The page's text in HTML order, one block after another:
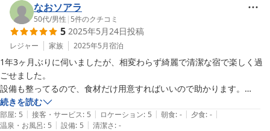
なおソアラ
50代/男性 | 5件のクチコミ
5 2025年5月24日投稿
レジャー 家族 2025年5月宿泊
1年3ヶ月ぶりに伺いましたが、相変わらず綺麗で清潔な宿で楽しく過
ごせました。
設備も整ってるので、食材だけ用意すればいいので助かります。
お風呂のくつろぎチェアで見る星空もいいと思うので冬もおすすめで
す。
続きを読む
部屋: 5 | 接客・サービス: 5 | ロケーション: 5 | 朝食: - | 夕食: - |
温泉・お風呂: 5 | 設備: 5 | 清潔さ: -